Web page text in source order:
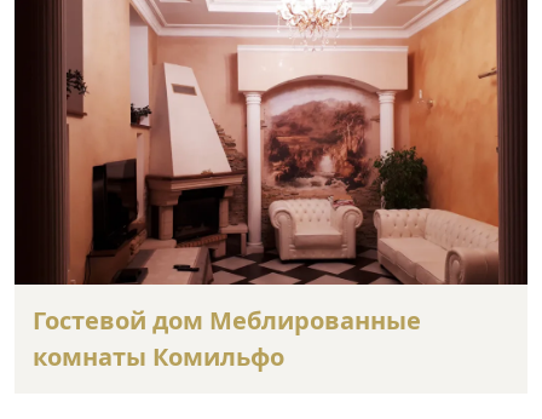
Гостевой дом Меблированные
комнаты Комильфо